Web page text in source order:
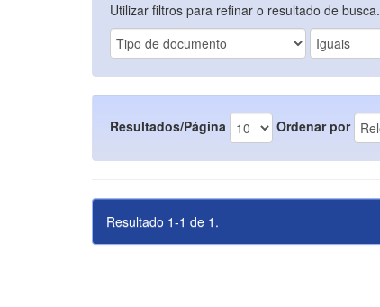
Utilizar filtros para refinar o resultado de busca.
Resultados/Página Ordenar por
Resultado 1-1 de 1.